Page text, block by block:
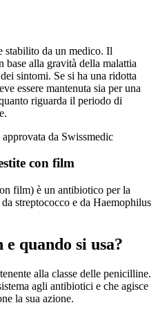
stabilito da un medico. Il
base alla gravità della malattia
sintomi. Se si ha una ridotta
essere mantenuta sia per una
riguarda il periodo di
da Swissmedic
con film
film) è un antibiotico per la
streptococco e da Haemophilus
quando si usa?
alla classe delle penicilline.
agli antibiotici e che agisce
la sua azione.